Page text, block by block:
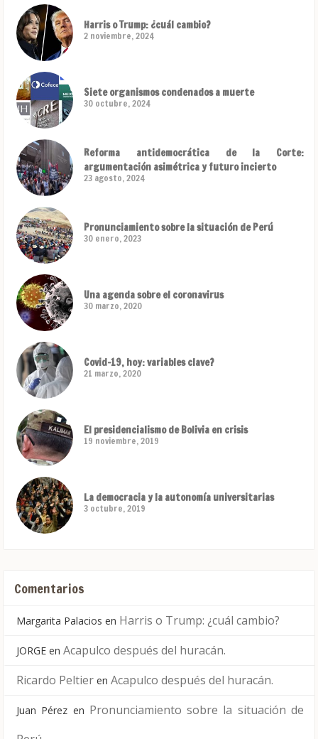
Harris o Trump: ¿cuál cambio?
2 noviembre, 2024
Siete organismos condenados a muerte
30 octubre, 2024
Reforma antidemocrática de la Corte:
argumentación asimétrica y futuro incierto
23 agosto, 2024
Pronunciamiento sobre la situación de Perú
30 enero, 2023
Una agenda sobre el coronavirus
30 marzo, 2020
Covid-19, hoy: variables clave?
21 marzo, 2020
El presidencialismo de Bolivia en crisis
19 noviembre, 2019
La democracia y la autonomía universitarias
3 octubre, 2019
Comentarios
Margarita Palacios en Harris o Trump: ¿cuál cambio?
JORGE en Acapulco después del huracán.
Ricardo Peltier en Acapulco después del huracán.
Juan Pérez en Pronunciamiento sobre la situación de